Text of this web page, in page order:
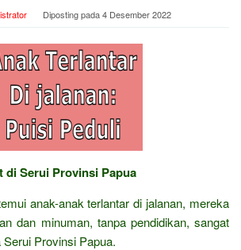
Diposting pada4 Desember 2022
di Serui Provinsi Papua
anak-anak terlantar di jalanan, mereka
dan minuman, tanpa pendidikan, sangat
Provinsi Papua.